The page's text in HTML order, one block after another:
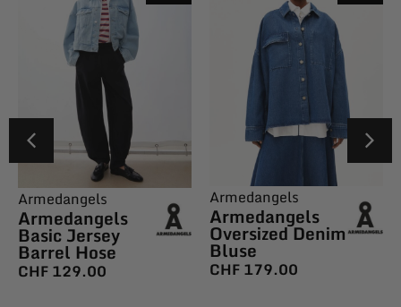
Armedangels
Armedangels
Basic Jersey
Barrel Hose
CHF129.00
Armedangels
Armedangels
Oversized Denim
Bluse
CHF179.00